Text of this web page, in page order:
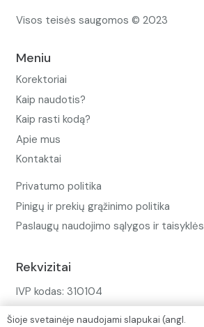
Visos teisės saugomos © 2023
Meniu
Korektoriai
Kaip naudotis?
Kaip rasti kodą?
Apie mus
Kontaktai
Privatumo politika
Pinigų ir prekių grąžinimo politika
Paslaugų naudojimo sąlygos ir taisyklės
Rekvizitai
IVP kodas: 310104
Šioje svetainėje naudojami slapukai (angl.